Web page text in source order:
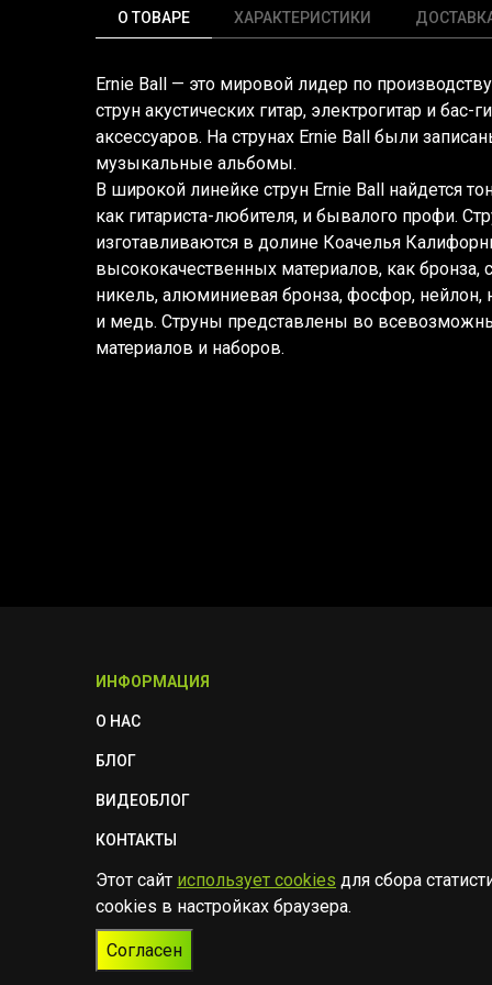
О ТОВАРЕ ХАРАКТЕРИСТИКИ
Ernie Ball — это мировой лидер по
струн акустических гитар, электрогитар и бас-
аксессуаров. На струнах Ernie Ball были
музыкальные альбомы.
В широкой линейке струн Ernie Ball найдется
как гитариста-любителя, и бывалого профи.
изготавливаются в долине Коачелья
высококачественных материалов, как бронза,
никель, алюминиевая бронза, фосфор,
и медь. Струны представлены во
материалов и наборов.
ИНФОРМАЦИЯ
О НАС
БЛОГ
ВИДЕОБЛОГ
КОНТАКТЫ
ПОЛИТИКА БЕЗОПАСНОСТИ
© Музыкальный магазин Muzik Room, 2023-2026
Этот сайт использует cookies для сбора
cookies в настройках браузера.
Согласен